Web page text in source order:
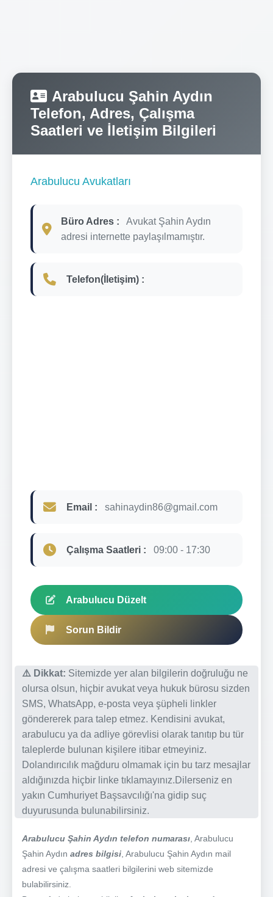
Arabulucu Şahin Aydın
Telefon, Adres, Çalışma
Saatleri ve İletişim Bilgileri
Arabulucu Avukatları
Büro Adres :
Avukat Şahin Aydın
adresi internette paylaşılmamıştır.
Telefon(İletişim) :
Email : sahinaydin86@gmail.com
Çalışma Saatleri : 09:00 - 17:30
Arabulucu Düzelt
Sorun Bildir
⚠️ Dikkat: Sitemizde yer alan bilgilerin doğruluğu ne
olursa olsun, hiçbir avukat veya hukuk bürosu sizden
SMS, WhatsApp, e-posta veya şüpheli linkler
göndererek para talep etmez. Kendisini avukat,
arabulucu ya da adliye görevlisi olarak tanıtıp bu tür
taleplerde bulunan kişilere itibar etmeyiniz.
Dolandırıcılık mağduru olmamak için bu tarz mesajlar
aldığınızda hiçbir linke tıklamayınız.Dilerseniz en
yakın Cumhuriyet Başsavcılığı'na gidip suç
duyurusunda bulunabilirsiniz.
Arabulucu Şahin Aydın telefon numarası , Arabulucu
Şahin Aydın adres bilgisi , Arabulucu Şahin Aydın mail
adresi ve çalışma saatleri bilgilerini web sitemizde
bulabilirsiniz.